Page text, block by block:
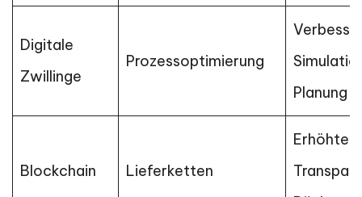
Digitale
Zwillinge
Prozessoptimierung
Planung
Blockchain Lieferketten
Erhöhte